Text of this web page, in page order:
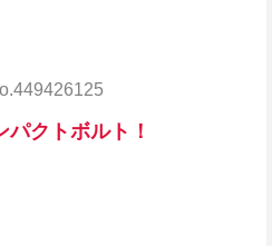
クトボルト！